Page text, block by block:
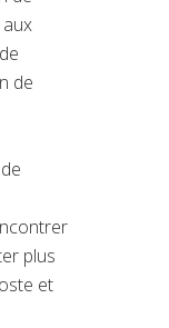
de
plus
et